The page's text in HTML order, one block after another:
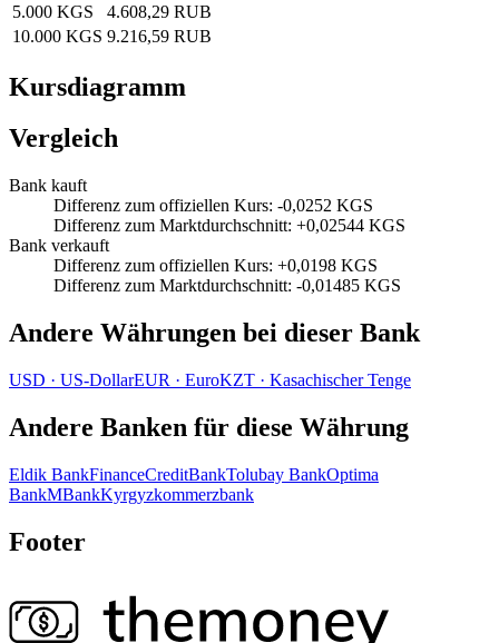
5.000 KGS
4.608,29 RUB
10.000 KGS 9.216,59 RUB
Kursdiagramm
Vergleich
Bank kauft
Differenz zum offiziellen Kurs: -0,0252 KGS
Differenz zum Marktdurchschnitt: +0,02544 KGS
Bank verkauft
Differenz zum offiziellen Kurs: +0,0198 KGS
Differenz zum Marktdurchschnitt: -0,01485 KGS
Andere Währungen bei dieser Bank
USD · US‑DollarEUR · EuroKZT · Kasachischer Tenge
Andere Banken für diese Währung
Eldik BankFinanceCreditBankTolubay BankOptima
BankMBankKyrgyzkommerzbank
Footer